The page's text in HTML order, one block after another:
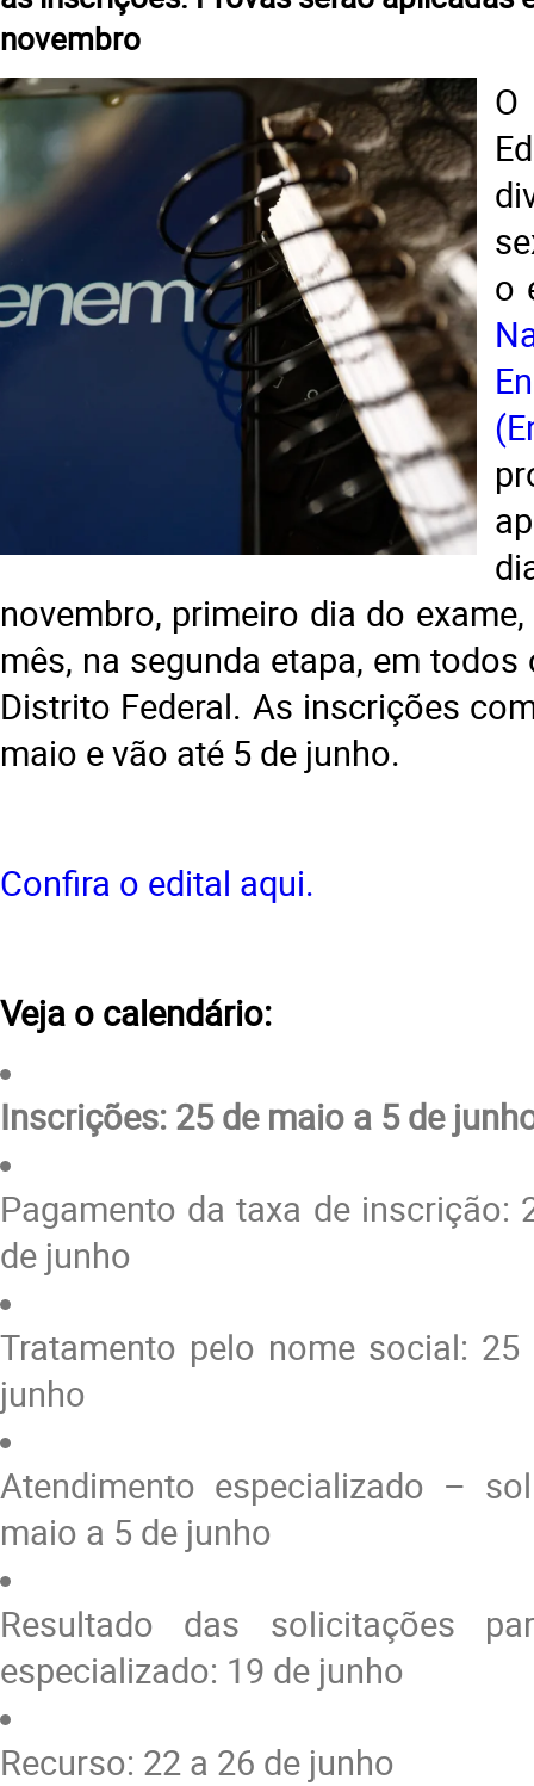
novembro
o
novembro, primeiro dia do
mês, na segunda etapa, em
Distrito Federal. As inscrições
maio e vão até 5 de junho.
Confira o edital aqui.
Veja o calendário:
Inscrições: 25 de maio a 5 de
Pagamento da taxa de inscrição:
de junho
Tratamento pelo nome social:
junho
Atendimento especializado –
maio a 5 de junho
Resultado das solicitações
especializado: 19 de junho
Recurso: 22 a 26 de junho